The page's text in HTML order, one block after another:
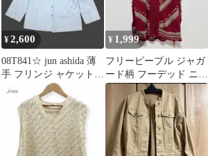
¥2,600
08T841☆ jun ashida 薄
手 フリンジ ャケット
大きいサイズ
¥ 1,999
フリーピープル ジャガ
ード柄 フーデッド ニッ
ト ポンチョ フリンジ S
赤羽織